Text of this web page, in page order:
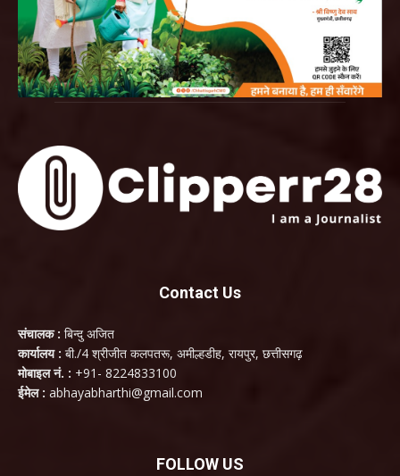
Contact Us
संचालक : बिन्दु अजित
कार्यालय : बी./4 श्रीजीत कलपतरू, अमील्हडीह, रायपुर, छत्तीसगढ़
मोबाइल नं. : +91- 8224833100
ईमेल : abhayabharthi@gmail.com
FOLLOW US